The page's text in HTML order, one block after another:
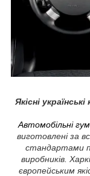
Якісні
Автомобільні
виготовлені за
стандартами
виробників.
європейським